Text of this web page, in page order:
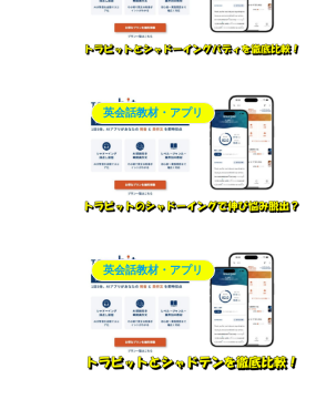
英会話教材・アプリ
英会話教材・アプリ